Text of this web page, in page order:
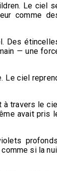
Le ciel
comme
Des
— une
Le ciel
à travers le
avait pris
si la